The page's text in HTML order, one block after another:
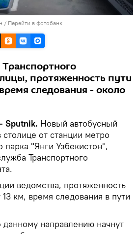
/ Перейти в фотобанк
протяженность пути
следования - около
Sputnik. Новый автобусный
от станции метро
"Янги Узбекистон",
Транспортного
ведомства, протяженность
км, время следования в пути
данному направлению начнут